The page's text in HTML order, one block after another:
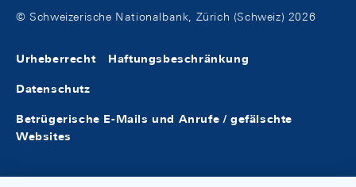
© Schweizerische Nationalbank, Zürich (Schweiz) 2026
Urheberrecht Haftungsbeschränkung
Datenschutz
Betrügerische E-Mails und Anrufe / gefälschte
Websites